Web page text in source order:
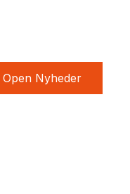
Open Nyheder